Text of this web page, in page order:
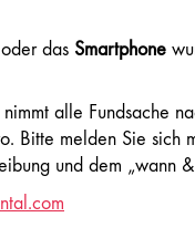
oder das Smartphone
alle Fundsache
Bitte melden Sie sich
und dem „wann